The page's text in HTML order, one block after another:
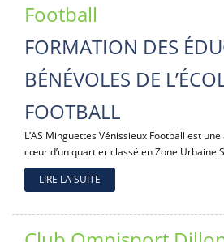
Football
FORMATION DES
BÉNÉVOLES DE
FOOTBALL
L’AS Minguettes Vénissieux Football est
cœur d’un quartier classé en Zone Urbaine
LIRE LA SUITE